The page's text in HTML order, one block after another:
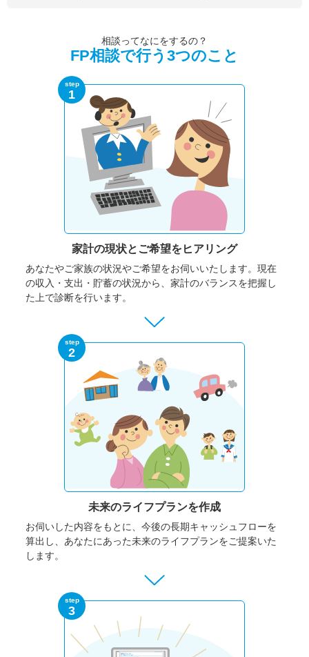
相談ってなにをするの？
FP相談で行う3つのこと
step
1
家計の現状と ご希望をヒアリング
あなたやご家族の状況やご希望をお伺いいたします。 現在
の収入・支出・貯蓄の状況から、家計のバランスを把握し
た上で診断を行います。
step
2
未来のライフプランを作成
お伺いした内容をもとに、今後の長期キャッシュフローを
算出し、あなたにあった未来のライフプランをご提案いた
します。
step
3